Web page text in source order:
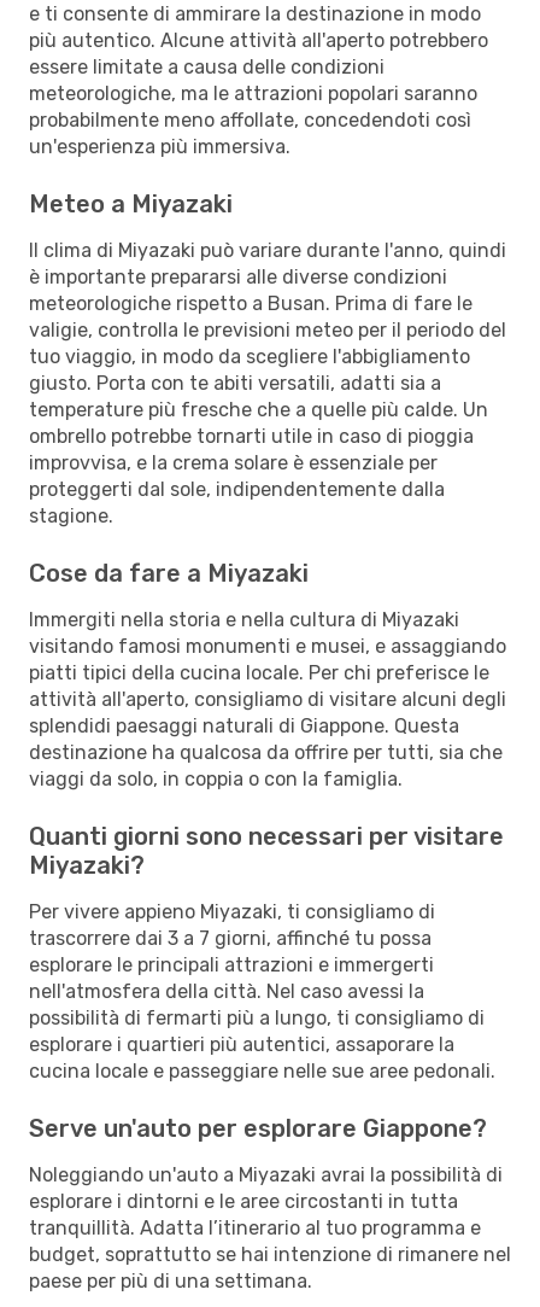
e ti consente di ammirare la destinazione in modo
più autentico. Alcune attività all'aperto potrebbero
essere limitate a causa delle condizioni
meteorologiche, ma le attrazioni popolari saranno
probabilmente meno affollate, concedendoti così
un'esperienza più immersiva.
Meteo a Miyazaki
Il clima di Miyazaki può variare durante l'anno, quindi
è importante prepararsi alle diverse condizioni
meteorologiche rispetto a Busan. Prima di fare le
valigie, controlla le previsioni meteo per il periodo del
tuo viaggio, in modo da scegliere l'abbigliamento
giusto. Porta con te abiti versatili, adatti sia a
temperature più fresche che a quelle più calde. Un
ombrello potrebbe tornarti utile in caso di pioggia
improvvisa, e la crema solare è essenziale per
proteggerti dal sole, indipendentemente dalla
stagione.
Cose da fare a Miyazaki
Immergiti nella storia e nella cultura di Miyazaki
visitando famosi monumenti e musei, e assaggiando
piatti tipici della cucina locale. Per chi preferisce le
attività all'aperto, consigliamo di visitare alcuni degli
splendidi paesaggi naturali di Giappone. Questa
destinazione ha qualcosa da offrire per tutti, sia che
viaggi da solo, in coppia o con la famiglia.
Quanti giorni sono necessari per visitare
Miyazaki?
Per vivere appieno Miyazaki, ti consigliamo di
trascorrere dai 3 a 7 giorni, affinché tu possa
esplorare le principali attrazioni e immergerti
nell'atmosfera della città. Nel caso avessi la
possibilità di fermarti più a lungo, ti consigliamo di
esplorare i quartieri più autentici, assaporare la
cucina locale e passeggiare nelle sue aree pedonali.
Serve un'auto per esplorare Giappone?
Noleggiando un'auto a Miyazaki avrai la possibilità di
esplorare i dintorni e le aree circostanti in tutta
tranquillità. Adatta l’itinerario al tuo programma e
budget, soprattutto se hai intenzione di rimanere nel
paese per più di una settimana.